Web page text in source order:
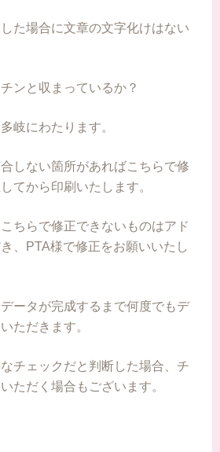
た場合に文章の文字化けはない
ンと収まっているか？
岐にわたります。
しない箇所があればこちらで修
てから印刷いたします。
ちらで修正できないものはアド
、PTA様で修正をお願いいたし
ータが完成するまで何度でもデ
ただきます。
チェックだと判断した場合、チ
ただく場合もございます。